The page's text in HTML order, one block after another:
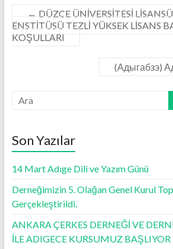
← DÜZCE ÜNİVERSİTESİ
ENSTİTÜSÜ TEZLİ YÜKSEK LİSANS
KOŞULLARI
(Адыгабзэ)
Son Yazılar
14 Mart Adıge Dili ve Yazım Günü
Derneğimizin 5. Olağan Genel Kurul
Gerçekleştirildi.
ANKARA ÇERKES DERNEĞİ VE
İLE ADIGECE KURSUMUZ BAŞLIYOR